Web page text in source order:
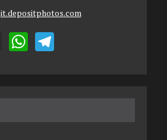
it.depositphotos.com